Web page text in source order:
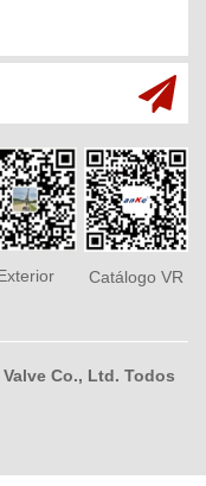
Catálogo VR
Co., Ltd. Todos